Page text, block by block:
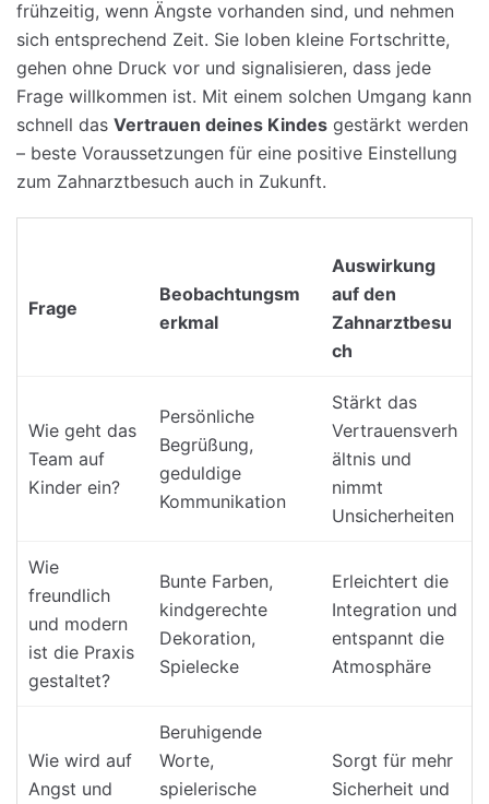
frühzeitig, wenn Ängste vorhanden sind, und nehmen
sich entsprechend Zeit. Sie loben kleine Fortschritte,
gehen ohne Druck vor und signalisieren, dass jede
Frage willkommen ist. Mit einem solchen Umgang kann
schnell das Vertrauen deines Kindes gestärkt werden
– beste Voraussetzungen für eine positive Einstellung
zum Zahnarztbesuch auch in Zukunft.
Frage
Beobachtungsm
erkmal
Auswirkung
auf den
Zahnarztbesu
ch
Wie geht das
Team auf
Kinder ein?
Persönliche
Begrüßung,
geduldige
Kommunikation
Stärkt das
Vertrauensverh
ältnis und
nimmt
Unsicherheiten
Wie
freundlich
und modern
ist die Praxis
gestaltet?
Bunte Farben,
kindgerechte
Dekoration,
Spielecke
Erleichtert die
Integration und
entspannt die
Atmosphäre
Wie wird auf
Angst und
Beruhigende
Worte,
spielerische
Sorgt für mehr
Sicherheit und